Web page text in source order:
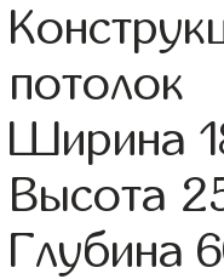
потолок
Ширина
Высота
Глубина